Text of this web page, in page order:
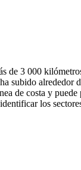
de 3 000
subido alrededor
de costa y
los